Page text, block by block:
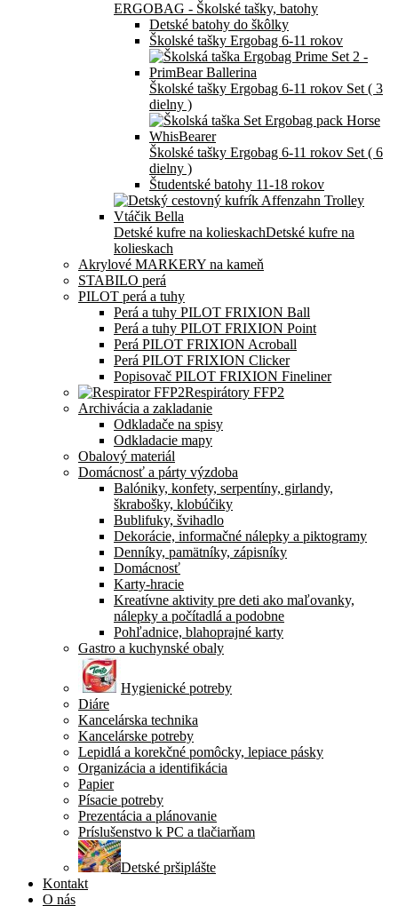
ERGOBAG - Školské tašky, batohy
Detské batohy do škôlky
Školské tašky Ergobag 6-11 rokov
Školské tašky Ergobag 6-11 rokov Set ( 3
dielny )
Školské tašky Ergobag 6-11 rokov Set ( 6
dielny )
Študentské batohy 11-18 rokov
Detské kufre na kolieskachDetské kufre na
kolieskach
Akrylové MARKERY na kameň
STABILO perá
PILOT perá a tuhy
Perá a tuhy PILOT FRIXION Ball
Perá a tuhy PILOT FRIXION Point
Perá PILOT FRIXION Acroball
Perá PILOT FRIXION Clicker
Popisovač PILOT FRIXION Fineliner
Respirátory FFP2
Archivácia a zakladanie
Odkladače na spisy
Odkladacie mapy
Obalový materiál
Domácnosť a párty výzdoba
Balóniky, konfety, serpentíny, girlandy,
škrabošky, klobúčiky
Bublifuky, švihadlo
Dekorácie, informačné nálepky a piktogramy
Denníky, pamätníky, zápisníky
Domácnosť
Karty-hracie
Kreatívne aktivity pre deti ako maľovanky,
nálepky a počítadlá a podobne
Pohľadnice, blahoprajné karty
Gastro a kuchynské obaly
Hygienické potreby
Diáre
Kancelárska technika
Kancelárske potreby
Lepidlá a korekčné pomôcky, lepiace pásky
Organizácia a identifikácia
Papier
Písacie potreby
Prezentácia a plánovanie
Príslušenstvo k PC a tlačiarňam
Detské pršiplášte
Kontakt
O nás